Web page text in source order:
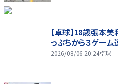
【卓球】18歳張本美
っぷちから３ゲー
2026/08/06 20:24卓球